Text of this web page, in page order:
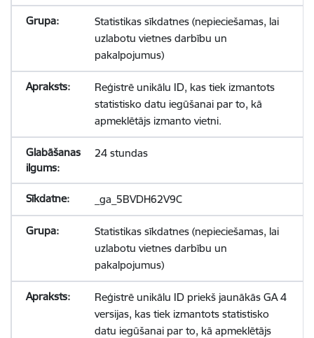
Statistikas sīkdatnes (nepieciešamas, lai
uzlabotu vietnes darbību un
pakalpojumus)
Reģistrē unikālu ID, kas tiek izmantots
statistisko datu iegūšanai par to, kā
apmeklētājs izmanto vietni.
24 stundas
_ga_5BVDH62V9C
Statistikas sīkdatnes (nepieciešamas, lai
uzlabotu vietnes darbību un
pakalpojumus)
Reģistrē unikālu ID priekš jaunākās GA 4
versijas, kas tiek izmantots statistisko
datu iegūšanai par to, kā apmeklētājs